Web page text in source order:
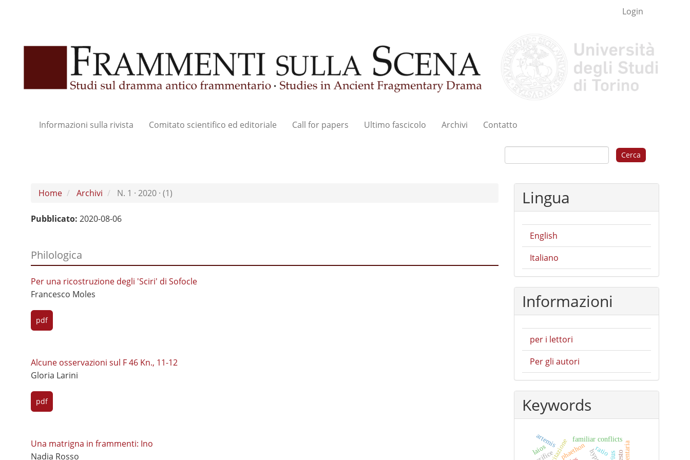
Login
Informazioni sulla rivista Comitato scientifico ed editoriale Call for papers Ultimo fascicolo Archivi Contatto
Cerca
Home Archivi N. 1 · 2020 · (1)
Pubblicato: 2020-08-06
Philologica
Per una ricostruzione degli 'Sciri' di Sofocle
Francesco Moles
pdf
Alcune osservazioni sul F 46 Kn., 11-12
Gloria Larini
pdf
Una matrigna in frammenti: Ino
Nadia Rosso
Lingua
English
Italiano
Informazioni
per i lettori
Per gli autori
Keywords
familiar conflicts
phaethon
artemis
laios ratio